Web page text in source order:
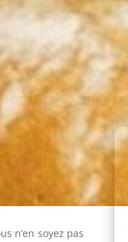
n’en soyez pas